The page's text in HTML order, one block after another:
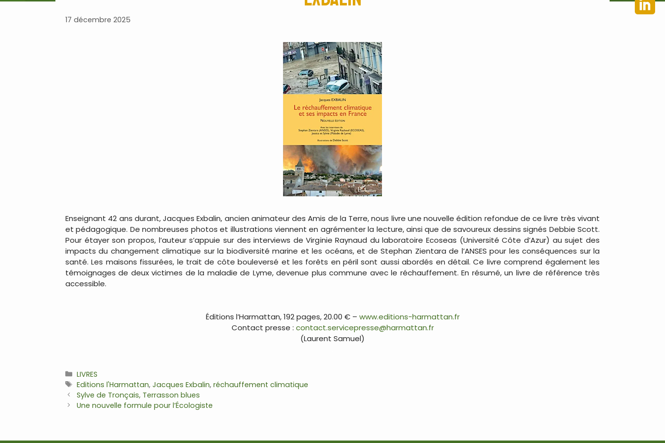
17 décembre 2025
Enseignant 42 ans durant, Jacques Exbalin, ancien animateur des Amis de la Terre, nous livre une nouvelle édition refondue de ce livre très vivant
et pédagogique. De nombreuses photos et illustrations viennent en agrémenter la lecture, ainsi que de savoureux dessins signés Debbie Scott.
Pour étayer son propos, l’auteur s’appuie sur des interviews de Virginie Raynaud du laboratoire Ecoseas (Université Côte d’Azur) au sujet des
impacts du changement climatique sur la biodiversité marine et les océans, et de Stephan Zientara de l’ANSES pour les conséquences sur la
santé. Les maisons fissurées, le trait de côte bouleversé et les forêts en péril sont aussi abordés en détail. Ce livre comprend également les
témoignages de deux victimes de la maladie de Lyme, devenue plus commune avec le réchauffement. En résumé, un livre de référence très
accessible.
Éditions l’Harmattan, 192 pages, 20.00 € – www.editions-harmattan.fr
Contact presse : contact.servicepresse@harmattan.fr
(Laurent Samuel)
Catégories
LIVRES
Étiquettes
Editions l'Harmattan,Jacques Exbalin,réchauffement climatique
Navigation
des
Sylve de Tronçais, Terrasson blues
Une nouvelle formule pour l’Écologiste